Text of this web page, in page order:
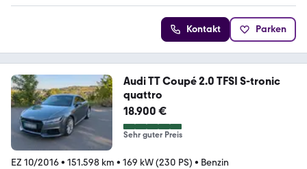
Kontakt Parken
Audi TT Coupé 2.0 TFSI S-tronic
quattro
18.900 €
Sehr guter Preis
EZ 10/2016• 151.598 km • 169 kW (230 PS) • Benzin